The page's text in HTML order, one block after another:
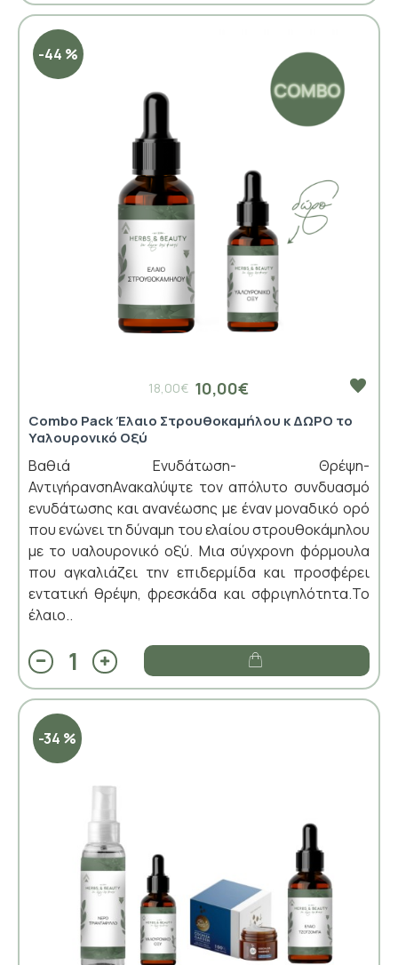
-44 %
10,00€
18,00€
Combo Pack Έλαιο Στρουθοκαμήλου κ ΔΩΡΟ το
Υαλουρονικό Οξύ
Βαθιά Ενυδάτωση- Θρέψη-
ΑντιγήρανσηΑνακαλύψτε τον απόλυτο συνδυασμό
ενυδάτωσης και ανανέωσης με έναν μοναδικό ορό
που ενώνει τη δύναμη του ελαίου στρουθοκάμηλου
με το υαλουρονικό οξύ. Μια σύγχρονη φόρμουλα
που αγκαλιάζει την επιδερμίδα και προσφέρει
εντατική θρέψη, φρεσκάδα και σφριγηλότητα.Το
έλαιο..
-34 %